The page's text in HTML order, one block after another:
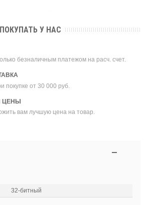
У НАС
безналичным платежом на расч. счет.
покупке от 30 000 руб.
ЦЕНЫ
вам лучшую цена на товар.
32-битный